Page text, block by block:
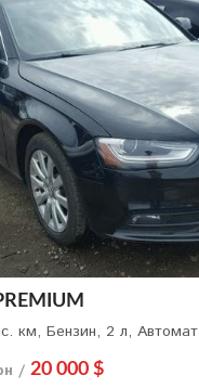
км, Бензин, 2 л, Автомат
/ 20 000 $